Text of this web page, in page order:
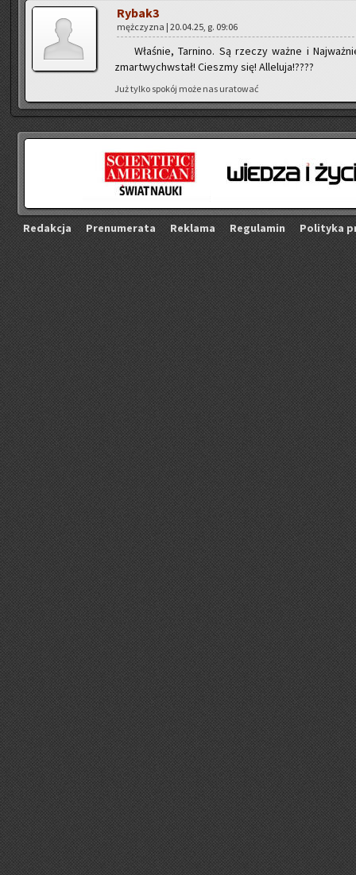
Ry­ba­k3
męż­czy­zna | 20.04.25, g. 09:06
Wła­śnie, Tar­ni­no. Są rze­czy ważne i
zmar­twych­wstał! Ciesz­my się! Al­le­lu­ja!????
Już tylko spo­kój może nas ura­to­wać
Re­dak­cja Pre­nu­me­ra­ta Re­kla­ma Re­gu­la­min Po­li­ty­ka